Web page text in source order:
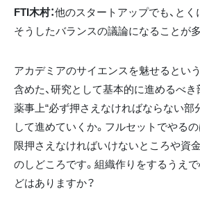
FTI木村：他のスタートアップでも、と
そうしたバランスの議論になることが
アカデミアのサイエンスを魅せるとい
含めた、研究として基本的に進めるべき
薬事上“必ず押さえなければならない部
して進めていくか。フルセットでやる
限押さえなければいけないところや資
のしどころです。組織作りをするうえ
どはありますか？